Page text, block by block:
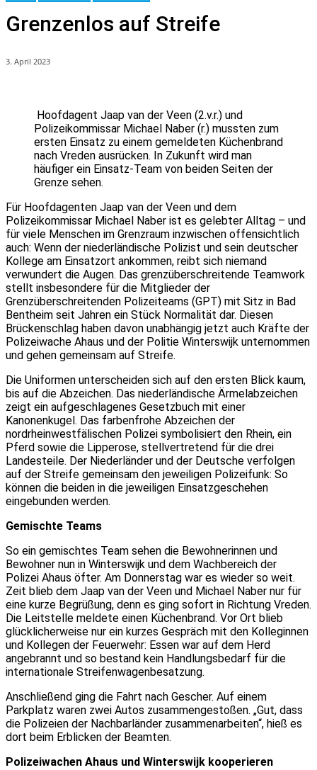
Grenzenlos auf Streife
3. April 2023
Hoofdagent Jaap van der Veen (2.v.r.) und
Polizeikommissar Michael Naber (r.) mussten zum
ersten Einsatz zu einem gemeldeten Küchenbrand
nach Vreden ausrücken. In Zukunft wird man
häufiger ein Einsatz-Team von beiden Seiten der
Grenze sehen.
Für Hoofdagenten Jaap van der Veen und dem
Polizeikommissar Michael Naber ist es gelebter Alltag – und
für viele Menschen im Grenzraum inzwischen offensichtlich
auch: Wenn der niederländische Polizist und sein deutscher
Kollege am Einsatzort ankommen, reibt sich niemand
verwundert die Augen. Das grenzüberschreitende Teamwork
stellt insbesondere für die Mitglieder der
Grenzüberschreitenden Polizeiteams (GPT) mit Sitz in Bad
Bentheim seit Jahren ein Stück Normalität dar. Diesen
Brückenschlag haben davon unabhängig jetzt auch Kräfte der
Polizeiwache Ahaus und der Politie Winterswijk unternommen
und gehen gemeinsam auf Streife.
Die Uniformen unterscheiden sich auf den ersten Blick kaum,
bis auf die Abzeichen. Das niederländische Ärmelabzeichen
zeigt ein aufgeschlagenes Gesetzbuch mit einer
Kanonenkugel. Das farbenfrohe Abzeichen der
nordrheinwestfälischen Polizei symbolisiert den Rhein, ein
Pferd sowie die Lipperose, stellvertretend für die drei
Landesteile. Der Niederländer und der Deutsche verfolgen
auf der Streife gemeinsam den jeweiligen Polizeifunk: So
können die beiden in die jeweiligen Einsatzgeschehen
eingebunden werden.
Gemischte Teams
So ein gemischtes Team sehen die Bewohnerinnen und
Bewohner nun in Winterswijk und dem Wachbereich der
Polizei Ahaus öfter. Am Donnerstag war es wieder so weit.
Zeit blieb dem Jaap van der Veen und Michael Naber nur für
eine kurze Begrüßung, denn es ging sofort in Richtung Vreden.
Die Leitstelle meldete einen Küchenbrand. Vor Ort blieb
glücklicherweise nur ein kurzes Gespräch mit den Kolleginnen
und Kollegen der Feuerwehr: Essen war auf dem Herd
angebrannt und so bestand kein Handlungsbedarf für die
internationale Streifenwagenbesatzung.
Anschließend ging die Fahrt nach Gescher. Auf einem
Parkplatz waren zwei Autos zusammengestoßen. „Gut, dass
die Polizeien der Nachbarländer zusammenarbeiten“, hieß es
dort beim Erblicken der Beamten.
Polizeiwachen Ahaus und Winterswijk kooperieren